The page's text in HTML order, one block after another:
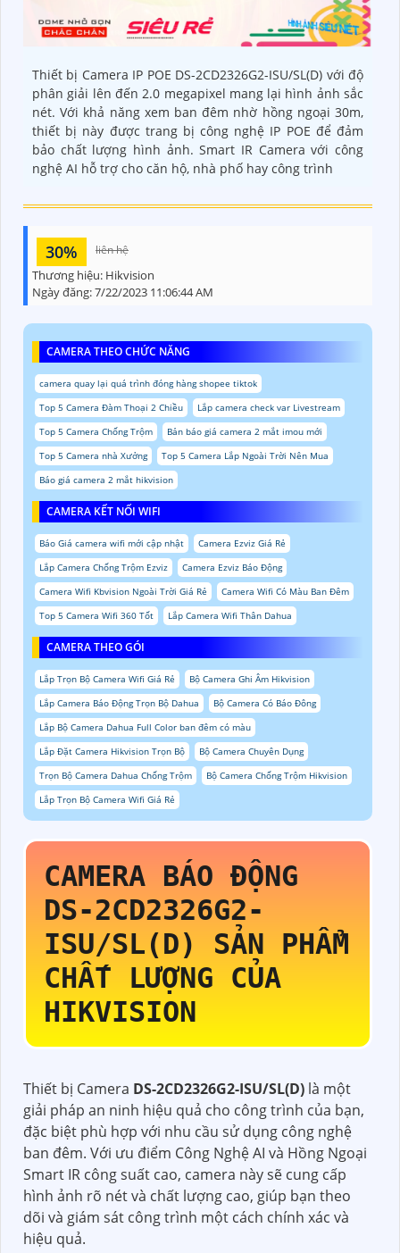
Thiết bị Camera IP POE DS-2CD2326G2-ISU/SL(D) với độ
phân giải lên đến 2.0 megapixel mang lại hình ảnh sắc
nét. Với khả năng xem ban đêm nhờ hồng ngoại 30m,
thiết bị này được trang bị công nghệ IP POE để đảm
bảo chất lượng hình ảnh. Smart IR Camera với công
nghệ AI hỗ trợ cho căn hộ, nhà phố hay công trình
30% liên hệ
Thương hiệu: Hikvision
Ngày đăng:7/22/2023 11:06:44 AM
CAMERA THEO CHỨC NĂNG
camera quay lại quá trình đóng hàng shopee tiktok
Top 5 Camera Đàm Thoại 2 Chiều
Lắp camera check var Livestream
Top 5 Camera Chống Trộm
Bản báo giá camera 2 mắt imou mới
Top 5 Camera nhà Xưởng
Top 5 Camera Lắp Ngoài Trời Nên Mua
Báo giá camera 2 mắt hikvision
CAMERA KẾT NỐI WIFI
Báo Giá camera wifi mới cập nhật
Camera Ezviz Giá Rẻ
Lắp Camera Chống Trộm Ezviz
Camera Ezviz Báo Động
Camera Wifi Kbvision Ngoài Trời Giá Rẻ
Camera Wifi Có Màu Ban Đêm
Top 5 Camera Wifi 360 Tốt
Lắp Camera Wifi Thân Dahua
CAMERA THEO GÓI
Lắp Trọn Bộ Camera Wifi Giá Rẻ
Bộ Camera Ghi Âm Hikvision
Lắp Camera Báo Động Trọn Bộ Dahua
Bộ Camera Có Báo Đông
Lắp Bộ Camera Dahua Full Color ban đêm có màu
Lắp Đặt Camera Hikvision Trọn Bộ
Bộ Camera Chuyên Dụng
Trọn Bộ Camera Dahua Chống Trộm
Bộ Camera Chống Trộm Hikvision
Lắp Trọn Bộ Camera Wifi Giá Rẻ
CAMERA BÁO ĐỘNG
DS-2CD2326G2-
ISU/SL(D) SẢN PHẨM
CHẤT LƯỢNG CỦA
HIKVISION
Thiết bị Camera DS-2CD2326G2-ISU/SL(D) là một
giải pháp an ninh hiệu quả cho công trình của bạn,
đặc biệt phù hợp với nhu cầu sử dụng công nghệ
ban đêm. Với ưu điểm Công Nghệ AI và Hồng Ngoại
Smart IR công suất cao, camera này sẽ cung cấp
hình ảnh rõ nét và chất lượng cao, giúp bạn theo
dõi và giám sát công trình một cách chính xác và
hiệu quả.